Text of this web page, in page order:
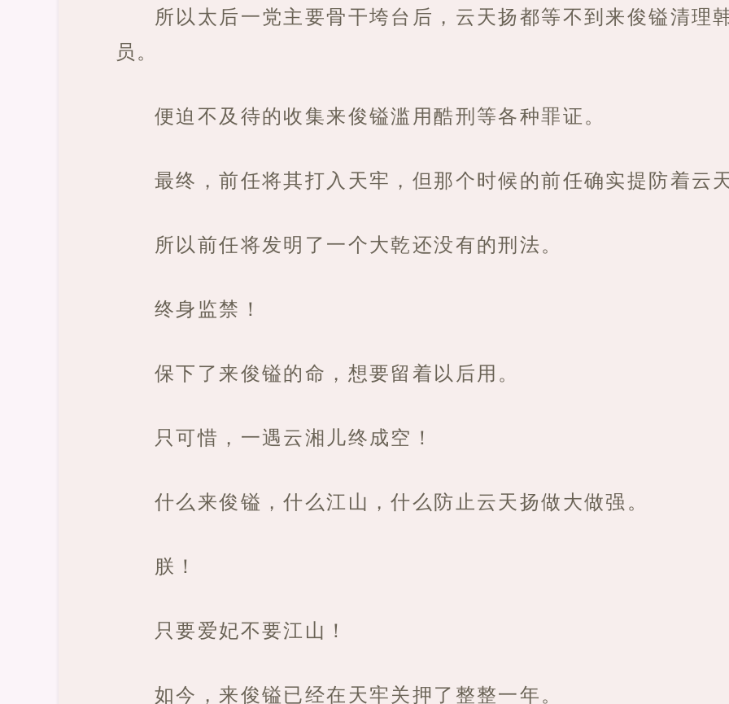
所以太后一党主要骨干垮台后，云天扬都等不到来俊镒清理
员。
便迫不及待的收集来俊镒滥用酷刑等各种罪证。
最终，前任将其打入天牢，但那个时候的前任确实提防着云
所以前任将发明了一个大乾还没有的刑法。
终身监禁！
保下了来俊镒的命，想要留着以后用。
只可惜，一遇云湘儿终成空！
什么来俊镒，什么江山，什么防止云天扬做大做强。
朕！
只要爱妃不要江山！
如今，来俊镒已经在天牢关押了整整一年。